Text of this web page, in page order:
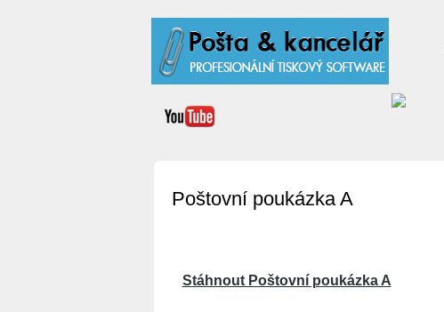
Poštovní poukázka A
Stáhnout Poštovní poukázka A